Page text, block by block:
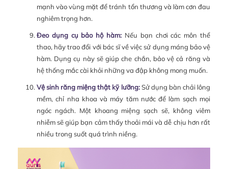
mạnh vào vùng mặt để tránh tổn thương và làm cơn đau
nghiêm trọng hơn.
Đeo dụng cụ bảo hộ hàm: Nếu bạn chơi các môn thể
thao, hãy trao đổi với bác sĩ về việc sử dụng máng bảo vệ
hàm. Dụng cụ này sẽ giúp che chắn, bảo vệ cả răng và
hệ thống mắc cài khỏi những va đập không mong muốn.
Vệ sinh răng miệng thật kỹ lưỡng:Sử dụng bàn chải lông
mềm, chỉ nha khoa và máy tăm nước để làm sạch mọi
ngóc ngách. Một khoang miệng sạch sẽ, không viêm
nhiễm sẽ giúp bạn cảm thấy thoải mái và dễ chịu hơn rất
nhiều trong suốt quá trình niềng.